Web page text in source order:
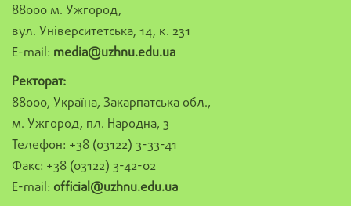
88000 м. Ужгород,
вул. Університетська, 14, к. 231
E-mail: media@uzhnu.edu.ua
Ректорат:
88000, Україна, Закарпатська обл.,
м. Ужгород, пл. Народна, 3
Телефон: +38 (03122) 3-33-41
Факс: +38 (03122) 3-42-02
E-mail: official@uzhnu.edu.ua